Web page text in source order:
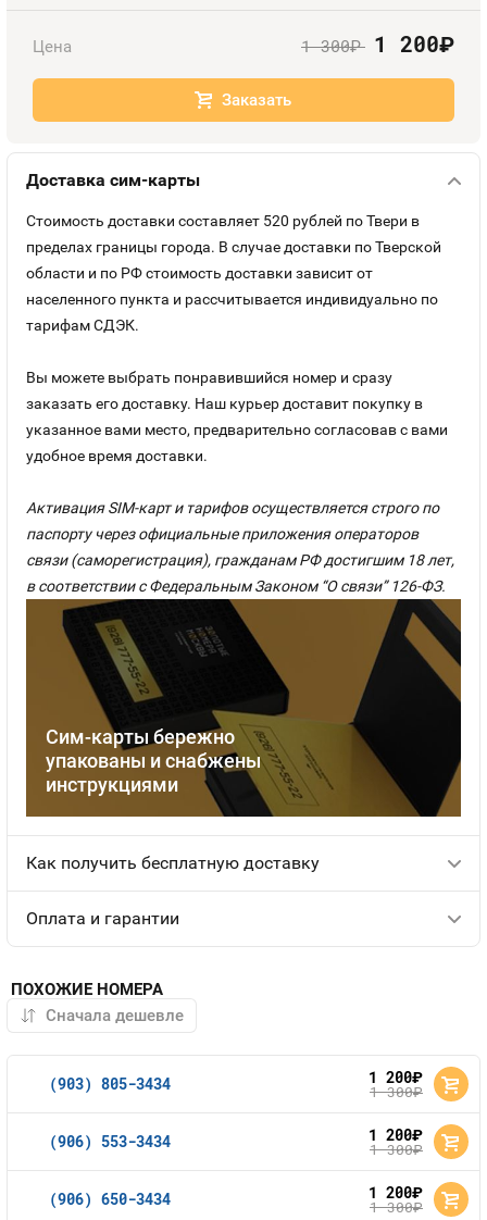
Контакты
Цена 1 300руб. 1 200руб.
Заказать
Доставка сим-карты
Сим-карты бережно
упакованы и снабжены
инструкциями
Стоимость доставки составляет 520 рублей по Твери в
пределах границы города. В случае доставки по Тверской
области и по РФ стоимость доставки зависит от
населенного пункта и рассчитывается индивидуально по
тарифам СДЭК.
Вы можете выбрать понравившийся номер и сразу
заказать его доставку. Наш курьер доставит покупку в
указанное вами место, предварительно согласовав с вами
удобное время доставки.
Активация SIM-карт и тарифов осуществляется строго по
паспорту через официальные приложения операторов
связи (саморегистрация), гражданам РФ достигшим 18 лет,
в соответствии с Федеральным Законом “О связи” 126-ФЗ.
Как получить бесплатную доставку
Оплата и гарантии
ПОХОЖИЕ НОМЕРА
(903) 805-3434 1 200руб.
1 300руб.
(906) 553-3434 1 200руб.
1 300руб.
(906) 650-3434 1 200руб.
1 300руб.